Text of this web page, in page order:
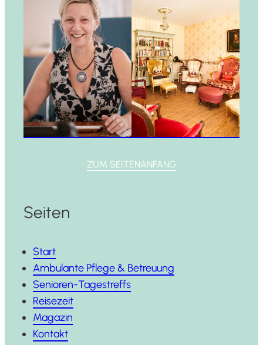
ZUM SEITENANFANG
Seiten
Start
Ambulante Pflege & Betreuung
Senioren-Tagestreffs
Reisezeit
Magazin
Kontakt